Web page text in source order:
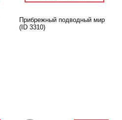
Прибрежный подводный мир
(ID 3310)